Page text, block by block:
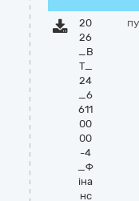
20
26
_В
Т_
24
_6
611
00
00
-4
_Ф
іна
нс